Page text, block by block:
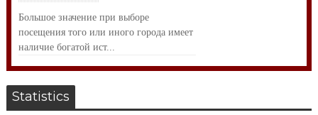
Большое значение при выборе
посещения того или иного города имеет
наличие богатой ист...
Statistics